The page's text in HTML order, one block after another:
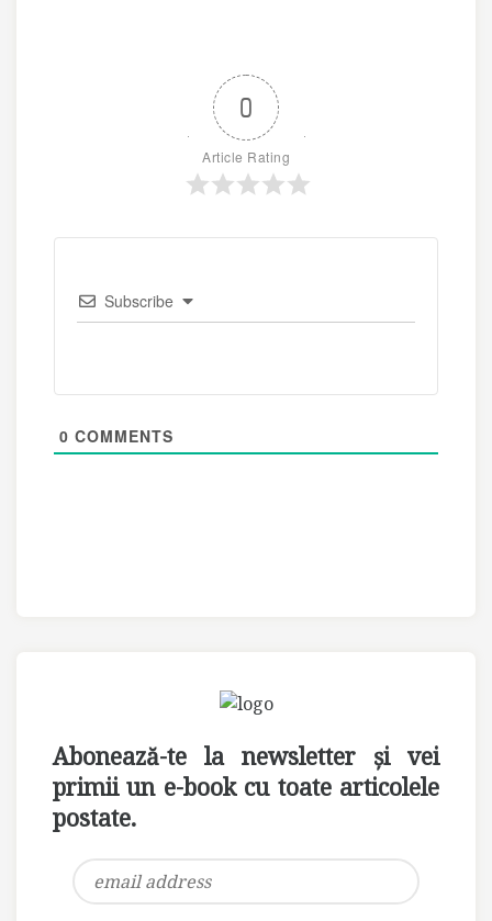
0
Article Rating
Subscribe
0 COMMENTS
Abonează-te la newsletter și vei
primii un e-book cu toate articolele
postate.